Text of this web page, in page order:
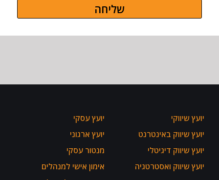
שליחה
יועץ עסקי
יועץ ארגוני
מנטור עסקי
אימון אישי למנהלים
יועץ שיווקי
יועץ שיווק באינטרנט
יועץ שיווק דיגיטלי
יועץ שיווק ואסטרטגיה